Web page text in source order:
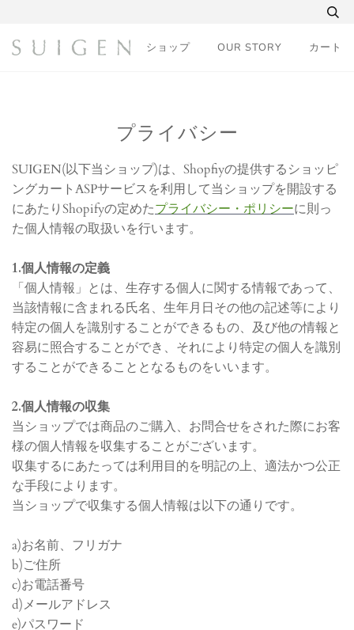
ショップ OUR STORY カート
プライバシー
SUIGEN(以下当ショップ)は、Shopfiyの提供するショッピ
ングカートASPサービスを利用して当ショップを開設する
にあたりShopifyの定めたプライバシー・ポリシーに則っ
た個人情報の取扱いを行います。
1.個人情報の定義
「個人情報」とは、生存する個人に関する情報であって、
当該情報に含まれる氏名、生年月日その他の記述等により
特定の個人を識別することができるもの、及び他の情報と
容易に照合することができ、それにより特定の個人を識別
することができることとなるものをいいます。
2.個人情報の収集
当ショップでは商品のご購入、お問合せをされた際にお客
様の個人情報を収集することがございます。
収集するにあたっては利用目的を明記の上、適法かつ公正
な手段によります。
当ショップで収集する個人情報は以下の通りです。
a)お名前、フリガナ
b)ご住所
c)お電話番号
d)メールアドレス
e)パスワード